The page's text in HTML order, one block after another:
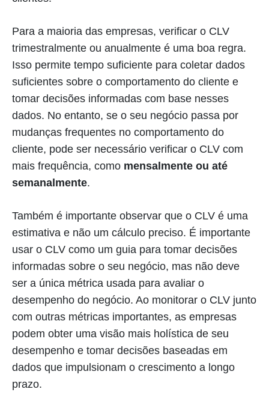
Para a maioria das empresas, verificar o CLV
trimestralmente ou anualmente é uma boa regra.
Isso permite tempo suficiente para coletar dados
suficientes sobre o comportamento do cliente e
tomar decisões informadas com base nesses
dados. No entanto, se o seu negócio passa por
mudanças frequentes no comportamento do
cliente, pode ser necessário verificar o CLV com
mais frequência, como mensalmente ou até
semanalmente.
Também é importante observar que o CLV é uma
estimativa e não um cálculo preciso. É importante
usar o CLV como um guia para tomar decisões
informadas sobre o seu negócio, mas não deve
ser a única métrica usada para avaliar o
desempenho do negócio. Ao monitorar o CLV junto
com outras métricas importantes, as empresas
podem obter uma visão mais holística de seu
desempenho e tomar decisões baseadas em
dados que impulsionam o crescimento a longo
prazo.